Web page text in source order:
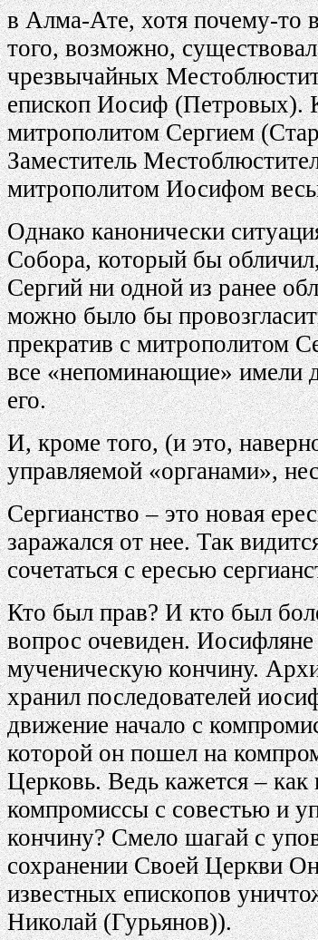
в Алма-Ате, хотя почему-то
того, возможно,
чрезвычайных
епископ Иосиф (Петровых).
митрополитом Сергием
Заместитель
митрополитом Иосифом
Однако канонически
Собора, который бы
Сергий ни одной из ранее
можно было бы
прекратив с митрополитом
все «непоминающие» имели
его.
И, кроме того, (и это,
управляемой «органами»,
Сергианство – это новая
заражался от нее. Так
сочетаться с ересью
Кто был прав? И кто был
вопрос очевиден.
мученическую кончину.
хранил последователей
движение начало с
которой он пошел на
Церковь. Ведь кажется –
компромиссы с совестью и
кончину? Смело шагай с
сохранении Своей Церкви
известных епископов
Николай (Гурьянов)).